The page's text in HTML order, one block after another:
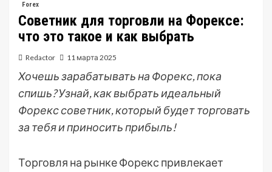
Forex
Советник для торговли на Форексе:
что это такое и как выбрать
Redactor 11 марта 2025
Хочешь зарабатывать на Форекс, пока
спишь? Узнай, как выбрать идеальный
Форекс советник, который будет торговать
за тебя и приносить прибыль!
Торговля на рынке Форекс привлекает